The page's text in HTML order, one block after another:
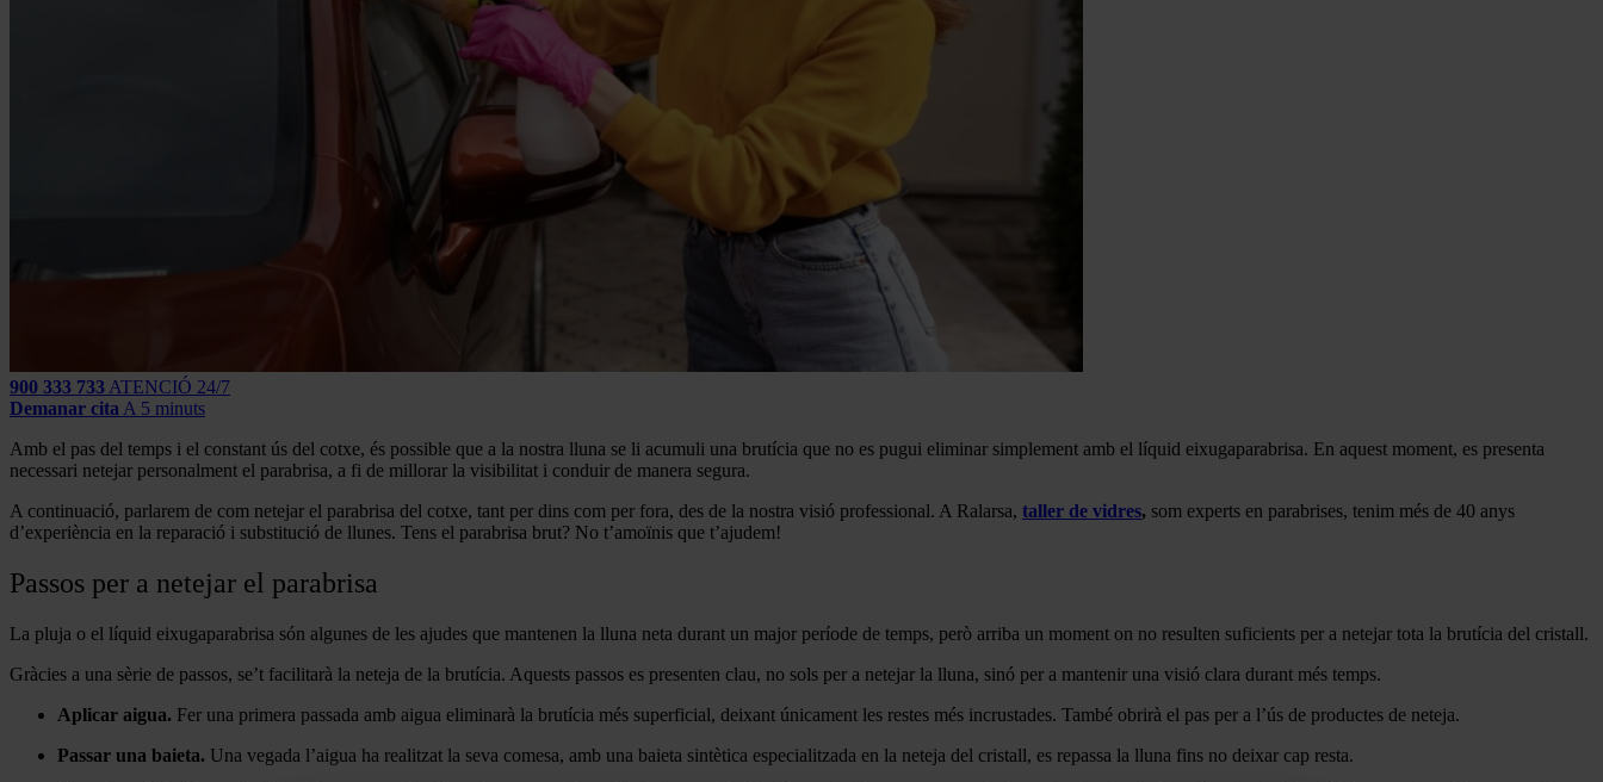
900 333 733 ATENCIÓ 24/7
Demanar cita A 5 minuts
Amb el pas del temps i el constant ús del cotxe, és possible que a la nostra lluna se li acumuli una brutícia que no es pugui eliminar simplement amb el líquid eixugaparabrisa. En aquest moment, es presenta
necessari netejar personalment el parabrisa, a fi de millorar la visibilitat i conduir de manera segura.
A continuació, parlarem de com netejar el parabrisa del cotxe, tant per dins com per fora, des de la nostra visió professional. A Ralarsa, taller de vidres, som experts en parabrises, tenim més de 40 anys
d’experiència en la reparació i substitució de llunes. Tens el parabrisa brut? No t’amoïnis que t’ajudem!
Passos per a netejar el parabrisa
La pluja o el líquid eixugaparabrisa són algunes de les ajudes que mantenen la lluna neta durant un major període de temps, però arriba un moment on no resulten suficients per a netejar tota la brutícia del cristall.
Gràcies a una sèrie de passos, se’t facilitarà la neteja de la brutícia. Aquests passos es presenten clau, no sols per a netejar la lluna, sinó per a mantenir una visió clara durant més temps.
Aplicar aigua. Fer una primera passada amb aigua eliminarà la brutícia més superficial, deixant únicament les restes més incrustades. També obrirà el pas per a l’ús de productes de neteja.
Passar una baieta. Una vegada l’aigua ha realitzat la seva comesa, amb una baieta sintètica especialitzada en la neteja del cristall, es repassa la lluna fins no deixar cap resta.